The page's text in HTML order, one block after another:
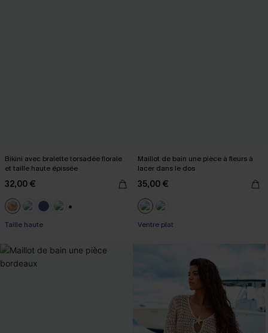
Bikini avec bralette torsadée florale
et taille haute épissée
32,00 €
Taille haute
Maillot de bain une pièce à fleurs à
lacer dans le dos
35,00 €
Ventre plat